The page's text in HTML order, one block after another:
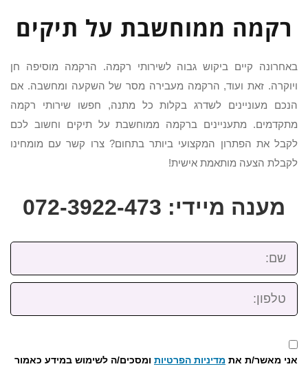
רקמה ממוחשבת על תיקים
באחרונה קיים ביקוש גבוה לשירותי רקמה. הרקמה מוסיפה חן
ויוקרה. זאת ועוד, הרקמה מעבירה מסר של השקעה ומחשבה. אם
הנכם מעוניינים לשדרג בקלות כל מתנה, חפשו שירותי רקמה
מתקדמים. מתעניינים ברקמה ממוחשבת על תיקים וחשוב לכם
לקבל את הפתרון המקצועי ביותר בתחום? צרו קשר עם מומחינו
לקבלת הצעה מותאמת אישית!
מענה מיידי: 072-3922-473
שם:
טלפון:
אני מאשר/ת את מדיניות הפרטיות ומסכים/ה לשימוש במידע כאמור